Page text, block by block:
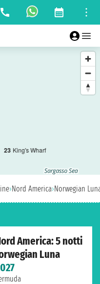
23 King's Wharf
›Nord America›Norwegian
America: 5 notti
Luna